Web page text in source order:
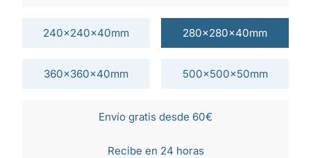
240x240x40mm 280x280x40mm
360x360x40mm 500x500x50mm
Envío gratis desde 60€
Recibe en 24 horas